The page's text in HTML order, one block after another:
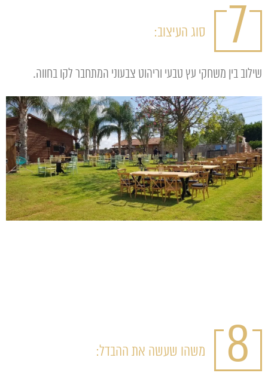
7 סוג העיצוב:
שילוב בין משחקי עץ טבעי וריהוט צבעוני המתחבר לקו בחווה.
8 משהו שעשה את ההבדל: